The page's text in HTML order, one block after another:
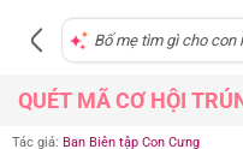
QUÉT MÃ CƠ HỘI
Tác giả: Ban Biên tập Con Cưng